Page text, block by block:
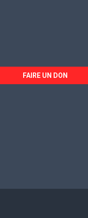
FAIRE UN DON